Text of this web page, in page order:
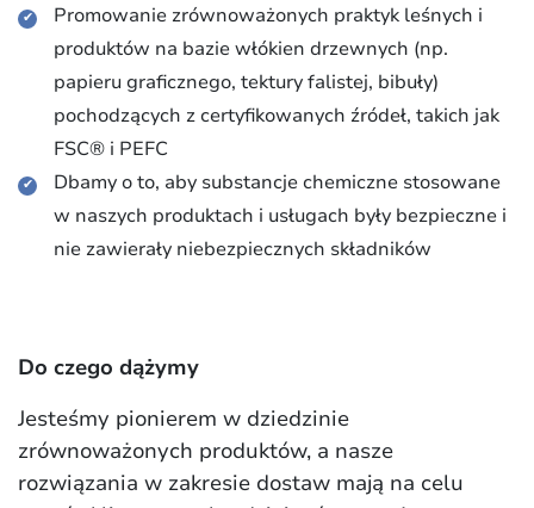
Promowanie zrównoważonych praktyk leśnych i
produktów na bazie włókien drzewnych (np.
papieru graficznego, tektury falistej, bibuły)
pochodzących z certyfikowanych źródeł, takich jak
FSC® i PEFC
Dbamy o to, aby substancje chemiczne stosowane
w naszych produktach i usługach były bezpieczne i
nie zawierały niebezpiecznych składników
Do czego dążymy
Jesteśmy pionierem w dziedzinie
zrównoważonych produktów, a nasze
rozwiązania w zakresie dostaw mają na celu